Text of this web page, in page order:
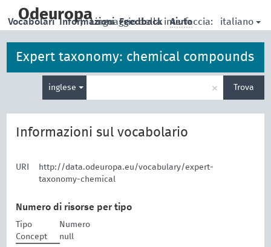
main
Odeuropa
| Linguaggio della interfaccia: italiano
Vocabolari Informazioni Feedback Aiuto
Expert taxonomy: chemical compounds
inglese
per
la
× Trova
Informazioni sul vocabolario
URI
http://data.odeuropa.eu/vocabulary/expert-
taxonomy-chemical
Numero di risorse per tipo
Tipo
Numero
Concept
null